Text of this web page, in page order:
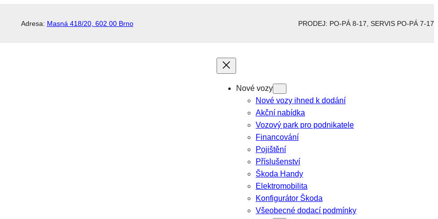
Adresa: Masná 418/20, 602 00 Brno PRODEJ: PO-PÁ 8-17, SERVIS PO-PÁ 7-17
Nové vozy
Nové vozy ihned k dodání
Akční nabídka
Vozový park pro podnikatele
Financování
Pojištění
Příslušenství
Škoda Handy
Elektromobilita
Konfigurátor Škoda
Všeobecné dodací podmínky